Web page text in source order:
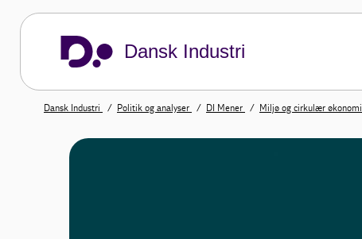
Dansk Industri
Dansk Industri Politik og analyser DI Mener Miljø og cirkulær økonomi